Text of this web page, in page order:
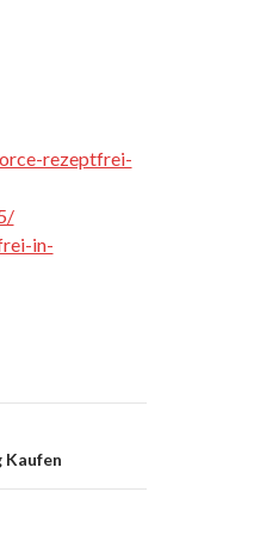
rezeptfrei-
in-
Kaufen